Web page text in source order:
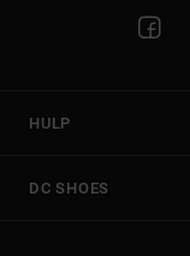
HULP
DC SHOES